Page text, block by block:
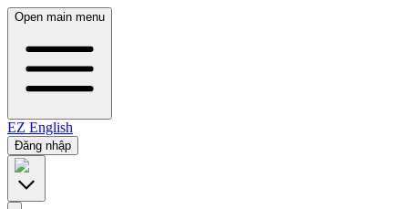
Open main menu
EZ English
Đăng nhập